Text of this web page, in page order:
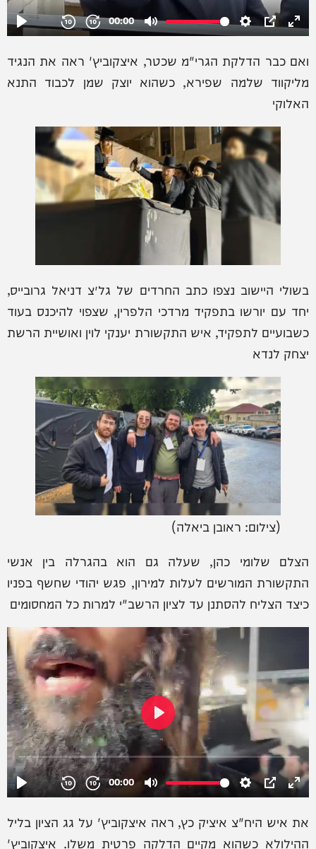
ואם כבר הדלקת הגרי"מ שכטר, איצקוביץ' ראה את הנגיד
מליקווד שלמה שפירא, כשהוא יוצק שמן לכבוד התנא
האלוקי
בשולי היישוב נצפו כתב החרדים של גל״צ דניאל גרובייס,
יחד עם יורשו בתפקיד מרדכי הלפרין, שצפוי להיכנס בעוד
כשבועיים לתפקיד, איש התקשורת יענקי לוין ואושיית הרשת
יצחק לנדא
(צילום: ראובן ביאלה)
הצלם שלומי כהן, שעלה גם הוא בהגרלה בין אנשי
התקשורת המורשים לעלות למירון, פגש יהודי שחשף בפניו
כיצד הצליח להסתנן עד לציון הרשב"י למרות כל המחסומים
את איש היח"צ איציק כץ, ראה איצקוביץ' על גג הציון בליל
ההילולא כשהוא מקיים הדלקה פרטית משלו. איצקוביץ'